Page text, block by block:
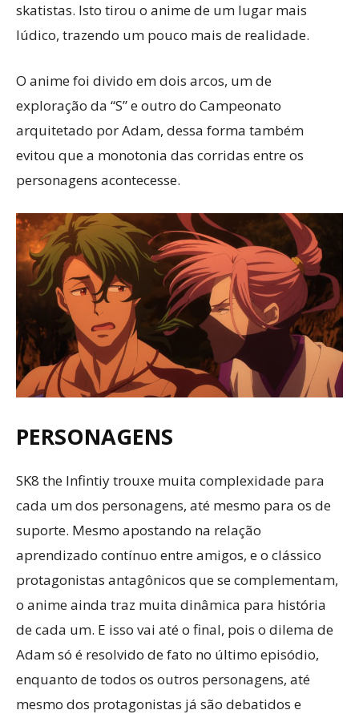
skatistas. Isto tirou o anime de um lugar mais
lúdico, trazendo um pouco mais de realidade.
O anime foi divido em dois arcos, um de
exploração da “S” e outro do Campeonato
arquitetado por Adam, dessa forma também
evitou que a monotonia das corridas entre os
personagens acontecesse.
PERSONAGENS
SK8 the Infintiy trouxe muita complexidade para
cada um dos personagens, até mesmo para os de
suporte. Mesmo apostando na relação
aprendizado contínuo entre amigos, e o clássico
protagonistas antagônicos que se complementam,
o anime ainda traz muita dinâmica para história
de cada um. E isso vai até o final, pois o dilema de
Adam só é resolvido de fato no último episódio,
enquanto de todos os outros personagens, até
mesmo dos protagonistas já são debatidos e